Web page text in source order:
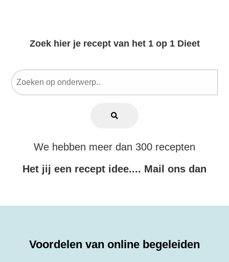
Zoek hier je recept van het 1 op 1 Dieet
We hebben meer dan 300 recepten
Het jij een recept idee.... Mail ons dan
Voordelen van online begeleiden